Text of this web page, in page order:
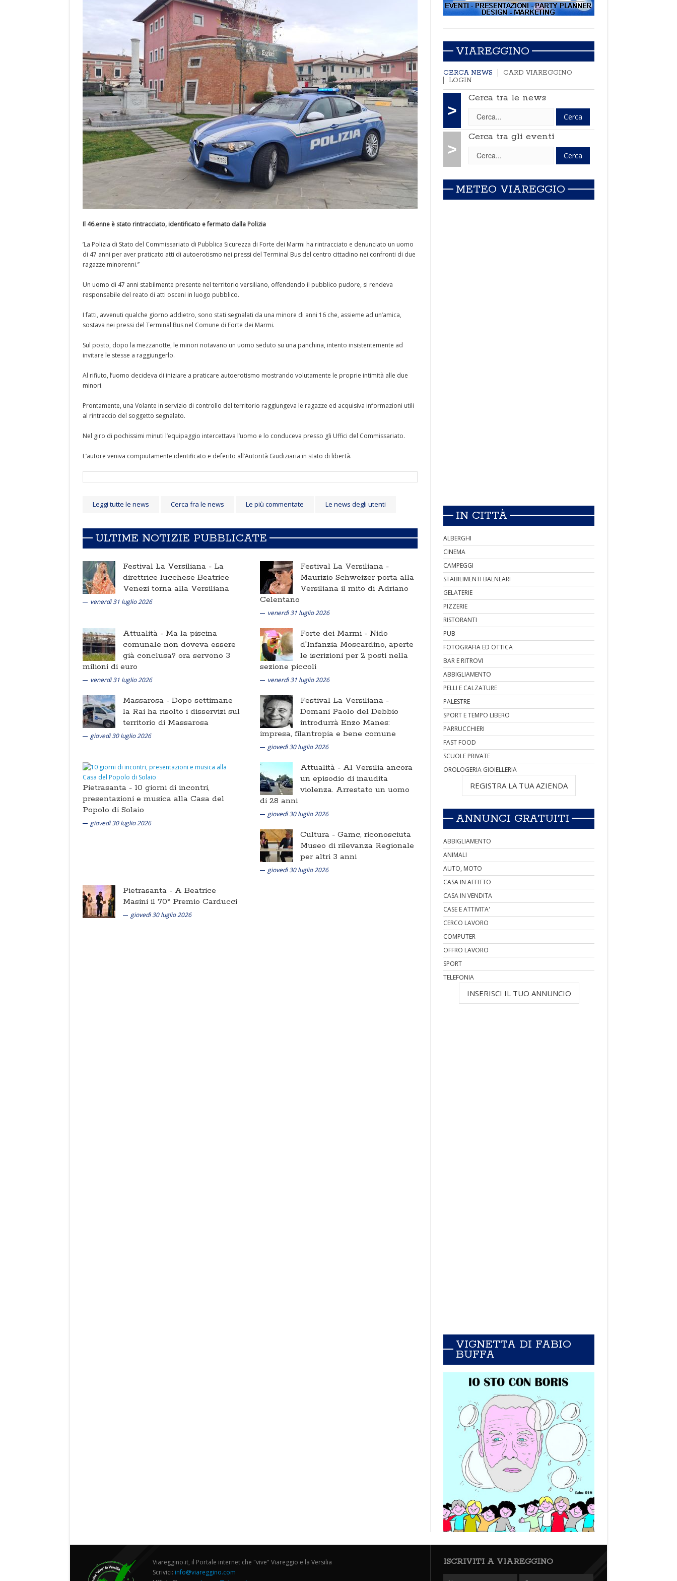
Il 46.enne è stato rintracciato, identificato e fermato dalla Polizia
’La Polizia di Stato del Commissariato di Pubblica Sicurezza di Forte dei Marmi ha rintracciato e denunciato un uomo
di 47 anni per aver praticato atti di autoerotismo nei pressi del Terminal Bus del centro cittadino nei confronti di due
ragazze minorenni.’’
Un uomo di 47 anni stabilmente presente nel territorio versiliano, offendendo il pubblico pudore, si rendeva
responsabile del reato di atti osceni in luogo pubblico.
I fatti, avvenuti qualche giorno addietro, sono stati segnalati da una minore di anni 16 che, assieme ad un’amica,
sostava nei pressi del Terminal Bus nel Comune di Forte dei Marmi.
Sul posto, dopo la mezzanotte, le minori notavano un uomo seduto su una panchina, intento insistentemente ad
invitare le stesse a raggiungerlo.
Al rifiuto, l’uomo decideva di iniziare a praticare autoerotismo mostrando volutamente le proprie intimità alle due
minori.
Prontamente, una Volante in servizio di controllo del territorio raggiungeva le ragazze ed acquisiva informazioni utili
al rintraccio del soggetto segnalato.
Nel giro di pochissimi minuti l’equipaggio intercettava l’uomo e lo conduceva presso gli Uffici del Commissariato.
L’autore veniva compiutamente identificato e deferito all’Autorità Giudiziaria in stato di libertà.
Leggi tutte le news Cerca fra le news Le più commentate Le news degli utenti
ULTIME NOTIZIE PUBBLICATE
Festival La Versiliana - La
direttrice lucchese Beatrice
Venezi torna alla Versiliana
venerdì 31 luglio 2026
Festival La Versiliana -
Maurizio Schweizer porta alla
Versiliana il mito di Adriano
Celentano
venerdì 31 luglio 2026
Attualità - Ma la piscina
comunale non doveva essere
già conclusa? ora servono 3
milioni di euro
venerdì 31 luglio 2026
Forte dei Marmi - Nido
d'Infanzia Moscardino, aperte
le iscrizioni per 2 posti nella
sezione piccoli
venerdì 31 luglio 2026
Massarosa - Dopo settimane
la Rai ha risolto i disservizi sul
territorio di Massarosa
giovedì 30 luglio 2026
Festival La Versiliana -
Domani Paolo del Debbio
introdurrà Enzo Manes:
impresa, filantropia e bene comune
giovedì 30 luglio 2026
Pietrasanta - 10 giorni di incontri,
presentazioni e musica alla Casa del
Popolo di Solaio
giovedì 30 luglio 2026
Attualità - Al Versilia ancora
un episodio di inaudita
violenza. Arrestato un uomo
di 28 anni
giovedì 30 luglio 2026
Cultura - Gamc, riconosciuta
Museo di rilevanza Regionale
per altri 3 anni
giovedì 30 luglio 2026
Pietrasanta - A Beatrice
Masini il 70° Premio Carducci
giovedì 30 luglio 2026
VIAREGGINO
CERCA NEWS
CARD VIAREGGINO
LOGIN
>
Cerca tra le news
>
Cerca tra gli eventi
METEO VIAREGGIO
IN CITTÀ
ALBERGHI
CINEMA
CAMPEGGI
STABILIMENTI BALNEARI
GELATERIE
PIZZERIE
RISTORANTI
PUB
FOTOGRAFIA ED OTTICA
BAR E RITROVI
ABBIGLIAMENTO
PELLI E CALZATURE
PALESTRE
SPORT E TEMPO LIBERO
PARRUCCHIERI
FAST FOOD
SCUOLE PRIVATE
OROLOGERIA GIOIELLERIA
REGISTRA LA TUA AZIENDA
ANNUNCI GRATUITI
ABBIGLIAMENTO
ANIMALI
AUTO, MOTO
CASA IN AFFITTO
CASA IN VENDITA
CASE E ATTIVITA'
CERCO LAVORO
COMPUTER
OFFRO LAVORO
SPORT
TELEFONIA
INSERISCI IL TUO ANNUNCIO
VIGNETTA DI FABIO
BUFFA
Viareggino.it, il Portale internet che "vive" Viareggio e la Versilia
Scrivici: info@viareggino.com
ISCRIVITI A VIAREGGINO